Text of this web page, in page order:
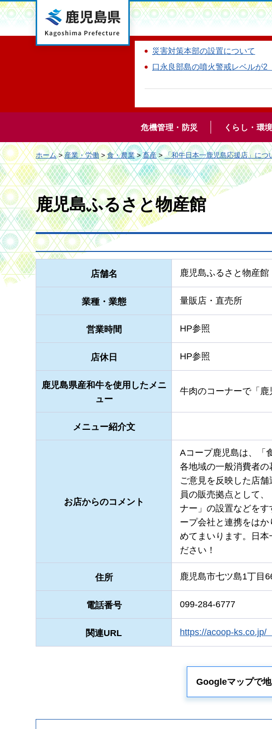
鹿児島県
災害対策本部の設置について
口永良部島の噴火警戒レベルが2
危機管理・防災 くらし・環
ホーム>産業・労働>食・農業>畜産>「和牛日本一鹿児島応援店」につ
鹿児島ふるさと物産館
店舗名 鹿児島ふるさと物産館
業種・業態 量販店・直売所
営業時間 HP参照
店休日 HP参照
鹿児島県産和牛を使用したメニ
ュー
牛肉のコーナーで「鹿
メニュー紹介文
お店からのコメント
Aコープ鹿児島は、「
各地域の一般消費者
ご意見を反映した店
員の販売拠点として
ナー」の設置などを
ープ会社と連携をは
めてまいります。日本
ださい！
住所 鹿児島市七ツ島1丁目
電話番号 099-284-6777
関連URL https://acoop-ks.co.jp/
Googleマップで地